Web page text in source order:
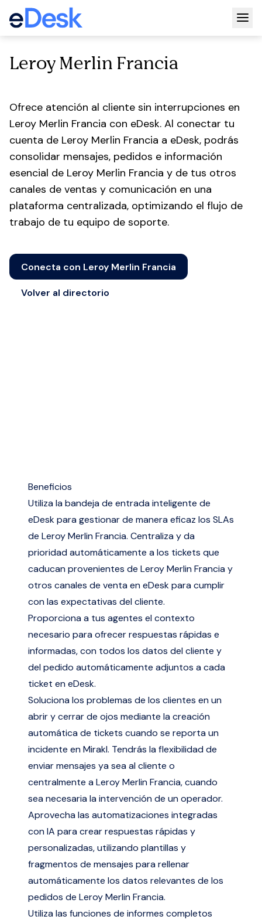
Leroy Merlin Francia
Ofrece atención al cliente sin interrupciones en
Leroy Merlin Francia con eDesk. Al conectar tu
cuenta de Leroy Merlin Francia a eDesk, podrás
consolidar mensajes, pedidos e información
esencial de Leroy Merlin Francia y de tus otros
canales de ventas y comunicación en una
plataforma centralizada, optimizando el flujo de
trabajo de tu equipo de soporte.
Conecta con Leroy Merlin Francia
Volver al directorio
Beneficios
Utiliza la bandeja de entrada inteligente de
eDesk para gestionar de manera eficaz los SLAs
de Leroy Merlin Francia. Centraliza y da
prioridad automáticamente a los tickets que
caducan provenientes de Leroy Merlin Francia y
otros canales de venta en eDesk para cumplir
con las expectativas del cliente.
Proporciona a tus agentes el contexto
necesario para ofrecer respuestas rápidas e
informadas, con todos los datos del cliente y
del pedido automáticamente adjuntos a cada
ticket en eDesk.
Soluciona los problemas de los clientes en un
abrir y cerrar de ojos mediante la creación
automática de tickets cuando se reporta un
incidente en Mirakl. Tendrás la flexibilidad de
enviar mensajes ya sea al cliente o
centralmente a Leroy Merlin Francia, cuando
sea necesaria la intervención de un operador.
Aprovecha las automatizaciones integradas
con IA para crear respuestas rápidas y
personalizadas, utilizando plantillas y
fragmentos de mensajes para rellenar
automáticamente los datos relevantes de los
pedidos de Leroy Merlin Francia.
Utiliza las funciones de informes completos